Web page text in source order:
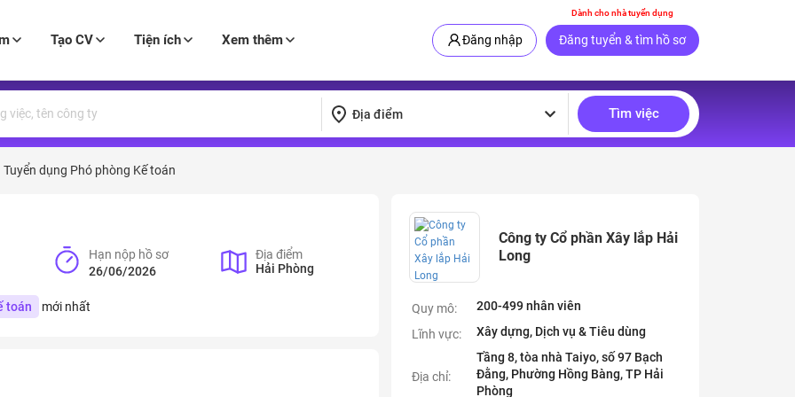
Dành cho nhà tuyển dụng
Tạo CV Tiện ích Xem thêm Đăng nhập Đăng tuyển & tìm hồ sơ
Địa điểm Tìm việc
Tuyển dụng Phó phòng Kế toán
Hạn nộp hồ sơ
26/06/2026
Địa điểm
Hải Phòng
toán mới nhất
Công ty Cổ phần Xây lắp Hải
Long
Quy mô:
200-499 nhân viên
Lĩnh vực:
Xây dựng, Dịch vụ & Tiêu dùng
Địa chỉ:
Tầng 8, tòa nhà Taiyo, số 97 Bạch
Đằng, Phường Hồng Bàng, TP Hải
Phòng